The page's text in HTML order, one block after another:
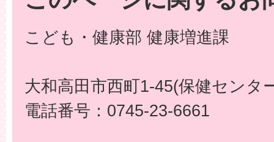
こども・健康部 健康増進課
大和高田市西町1-45(保健センタ
電話番号：0745-23-6661